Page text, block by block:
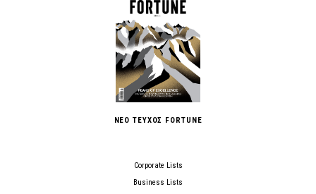
ΝΕΟ ΤΕΥΧΟΣ FORTUNE
Corporate Lists
Business Lists